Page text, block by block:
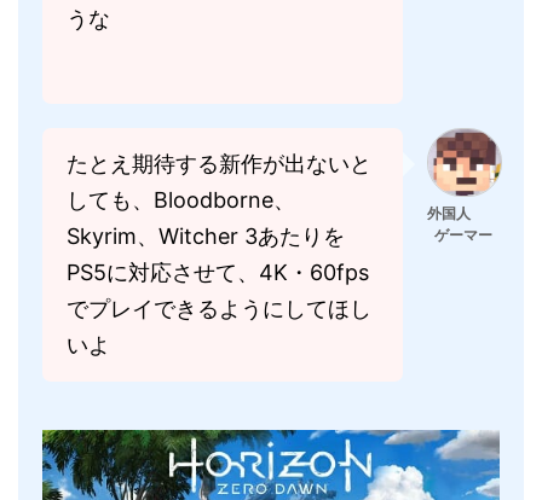
うな
たとえ期待する新作が出ないと
しても、Bloodborne、
Skyrim、Witcher 3あたりを
PS5に対応させて、4K・60fps
でプレイできるようにしてほし
いよ
外国人
ゲーマー